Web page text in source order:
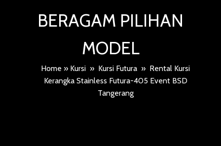
BERAGAM PILIHAN
MODEL
Home » Kursi » Kursi Futura » Rental Kursi
Kerangka Stainless Futura-405 Event BSD
Tangerang